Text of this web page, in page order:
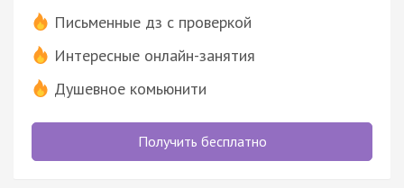
Письменные дз с проверкой
Интересные онлайн-занятия
Душевное комьюнити
Получить бесплатно